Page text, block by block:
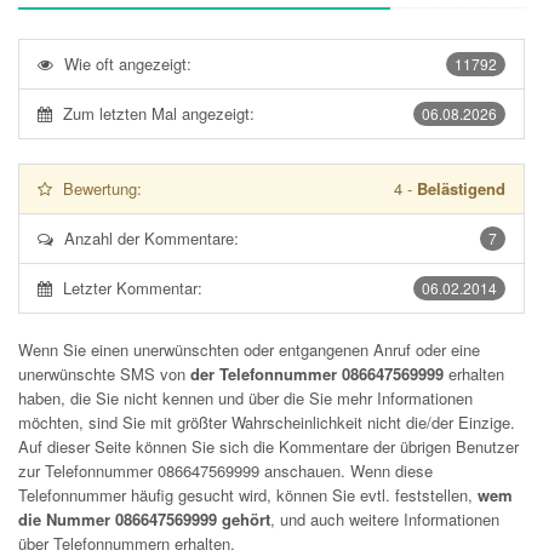
11792
Wie oft angezeigt:
06.08.2026
Zum letzten Mal angezeigt:
Bewertung: 4 - Belästigend
7
Anzahl der Kommentare:
06.02.2014
Letzter Kommentar:
Wenn Sie einen unerwünschten oder entgangenen Anruf oder eine
unerwünschte SMS von der Telefonnummer 086647569999 erhalten
haben, die Sie nicht kennen und über die Sie mehr Informationen
möchten, sind Sie mit größter Wahrscheinlichkeit nicht die/der Einzige.
Auf dieser Seite können Sie sich die Kommentare der übrigen Benutzer
zur Telefonnummer086647569999 anschauen. Wenn diese
Telefonnummer häufig gesucht wird, können Sie evtl. feststellen, wem
die Nummer 086647569999 gehört, und auch weitere Informationen
über Telefonnummern erhalten.